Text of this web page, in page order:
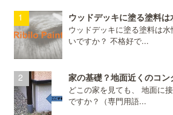
ウッドデッキに塗る塗料は
ウッドデッキに塗る塗料は
いですか？ 不格好で...
家の基礎？地面近くのコン
どこの家を見ても、 地面に
ですか？（専門用語...